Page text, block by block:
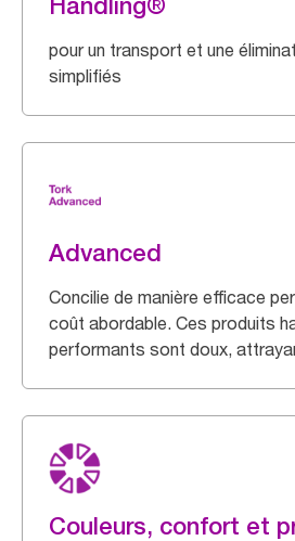
pour un transport et une
simplifiés
Advanced
Concilie de manière efficace
coût abordable. Ces produits
performants sont doux,
Couleurs, confort et